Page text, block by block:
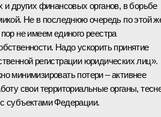
и других финансовых органов, в борьбе
Не в последнюю очередь по этой
не имеем единого реестра
Надо ускорить принятие
регистрации юридических лиц».
минимизировать потери – активнее
свои территориальные органы,
субъектами Федерации.